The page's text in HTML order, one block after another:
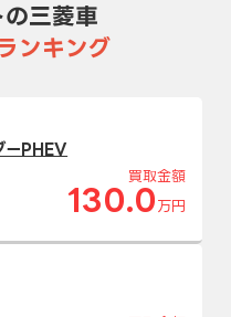
の三菱車
ンキング
ーPHEV
買取金額
130.0 万円